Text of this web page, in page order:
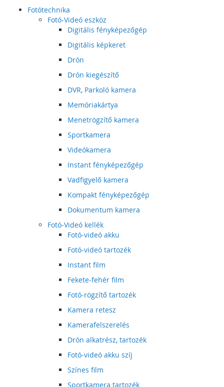
Fotótechnika
Fotó-Videó eszköz
Digitális fényképezőgép
Digitális képkeret
Drón
Drón kiegészítő
DVR, Parkoló kamera
Memóriakártya
Menetrögzítő kamera
Sportkamera
Videókamera
Instant fényképezőgép
Vadfigyelő kamera
Kompakt fényképezőgép
Dokumentum kamera
Fotó-Videó kellék
Fotó-videó akku
Fotó-videó tartozék
Instant film
Fekete-fehér film
Fotó-rögzítő tartozék
Kamera retesz
Kamerafelszerelés
Drón alkatrész, tartozék
Fotó-videó akku szíj
Színes film
Sportkamera tartozék